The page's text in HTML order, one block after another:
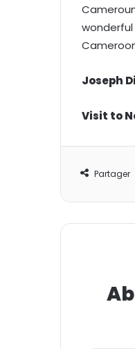
Joseph
Visit to
Partager